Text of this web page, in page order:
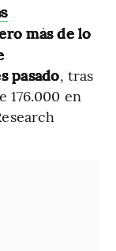
más de lo
pasado, tras
176.000 en